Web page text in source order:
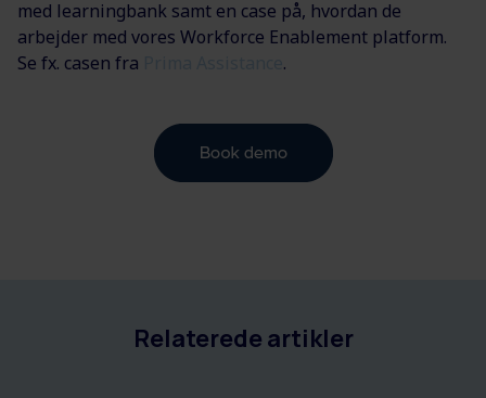
med learningbank samt en case på, hvordan de
arbejder med vores Workforce Enablement platform.
Se fx. casen fra
.
Relaterede artikler